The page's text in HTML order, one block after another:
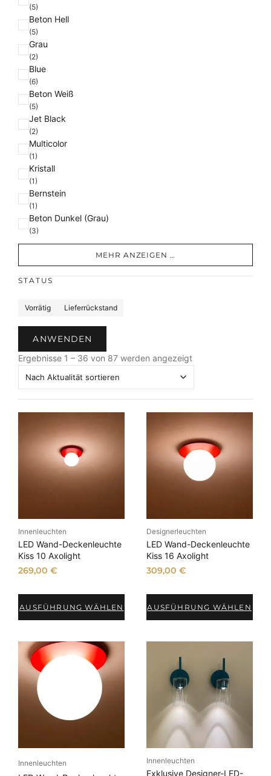
(5)
Beton Hell
(5)
Grau
(2)
Blue
(6)
Beton Weiß
(5)
Jet Black
(2)
Multicolor
(1)
Kristall
(1)
Bernstein
(1)
Beton Dunkel (Grau)
(3)
MEHR ANZEIGEN …
STATUS
u
Vorrätig Lieferrückstand
ANWENDEN
Ergebnisse 1 – 36 von 87 werden angezeigtN
h
A
k
t
u
l
ä
t
s
o
i
e
Innenleuchten
LED Wand-Deckenleuchte
Kiss 10 Axolight
269,00€
AUSFÜHRUNG WÄHLEN
Designerleuchten
LED Wand-Deckenleuchte
Kiss 16 Axolight
309,00 €
AUSFÜHRUNG WÄHLEN
Innenleuchten Innenleuchten
Exklusive Designer-LED-